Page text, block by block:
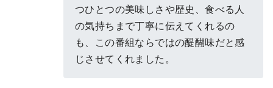
つひとつの美味しさや歴史、食べる人
の気持ちまで丁寧に伝えてくれるの
も、この番組ならではの醍醐味だと感
じさせてくれました。